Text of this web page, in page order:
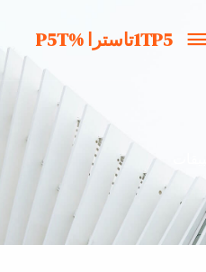
1TP5تاسترا1TP5تاسترا %P5T